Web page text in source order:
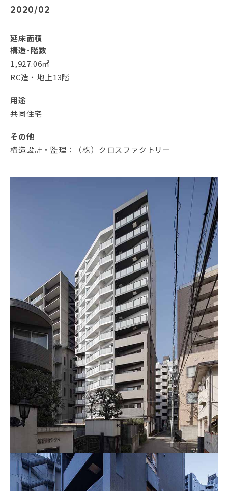
2020/02
延床面積
構造･階数
1,927.06㎡
RC造・地上13階
用途
共同住宅
その他
構造設計・監理：（株）クロスファクトリー